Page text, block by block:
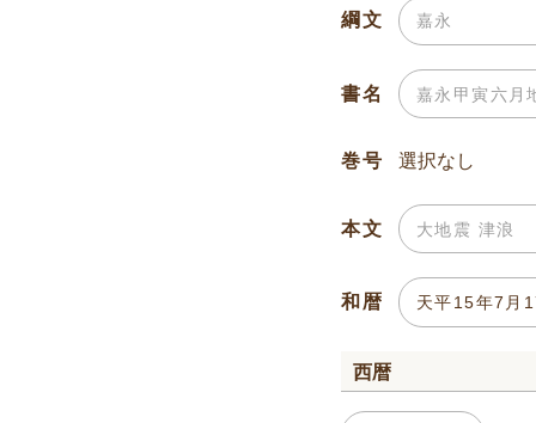
綱文
書名
巻号
本文
和暦
西暦